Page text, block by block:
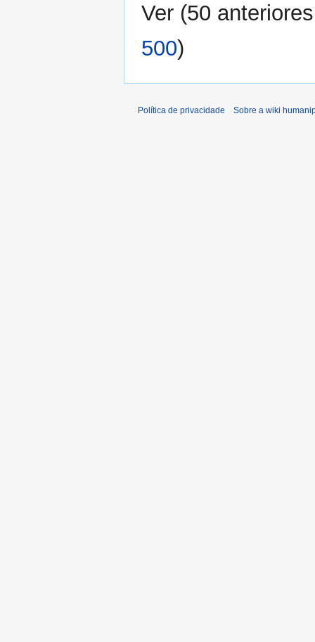
Ver (50 anteriores
500)
Política de privacidade Sobre a wiki